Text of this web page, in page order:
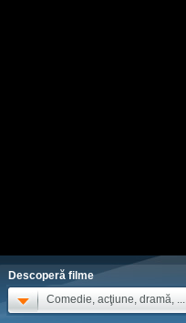
Descoperă filme
Comedie, acţiune, dramă, ...